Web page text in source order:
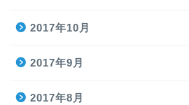
2017年10月
2017年9月
2017年8月